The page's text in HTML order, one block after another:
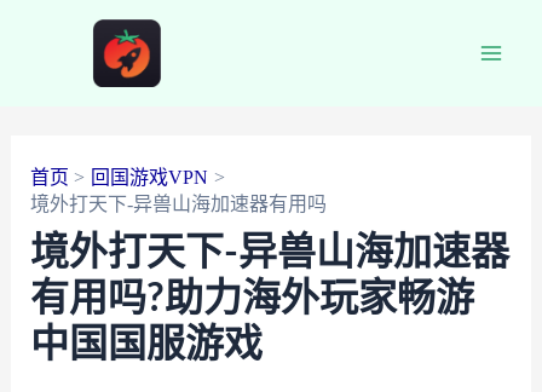
首页
回国游戏VPN
境外打天下-异兽山海加速器有用吗
境外打天下-异兽山海加速器
有用吗?助力海外玩家畅游
中国国服游戏